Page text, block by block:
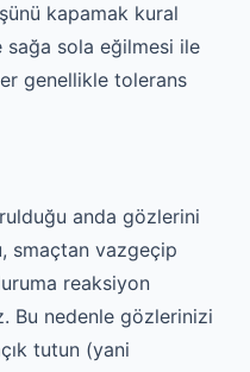
kapamak kural
sağa sola eğilmesi ile
genellikle tolerans
anda gözlerini
smaçtan vazgeçip
reaksiyon
Bu nedenle gözlerinizi
tutun (yani